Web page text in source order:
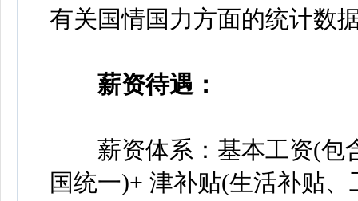
有关国情国力方面的统计数
薪资待遇：
薪资体系：基本工资(包
国统一)+ 津补贴(生活补贴